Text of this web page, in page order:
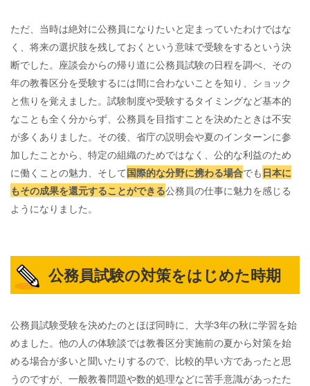
ただ、当時は絶対に公務員になりたいと定まっていたわけではな
く、将来の選択肢を残しておくという意味で受験をするという決
断でした。座談会からの帰り道に公務員試験の日程を調べ、その
年の教養区分を受験するには間に合わないことを知り、ショック
と焦りを覚えました。試験制度や受験するタイミングなど基本的
なことも全く分からず、公務員を目指すことを決めたときは不安
が多くありました。その後、省庁の説明会や夏のインターンに参
加したことから、特定の組織のためではなく、公的な利益のため
に働くことの魅力、そして国際的な分野に携わる場合でも 日本に
もその成果を還元することができる公務員の仕事に魅力を感じる
ようになりました。
公務員試験の対策をはじめた時期
公務員試験受験を決めたのとほぼ同時に、大学3年の秋に学習を始
めました。他の人の体験談では教養区分実施前の夏から対策を始
める場合が多いと聞いたりするので、比較的早い方であったと思
うのですが、一般教養問題や数的処理などに苦手意識があったた